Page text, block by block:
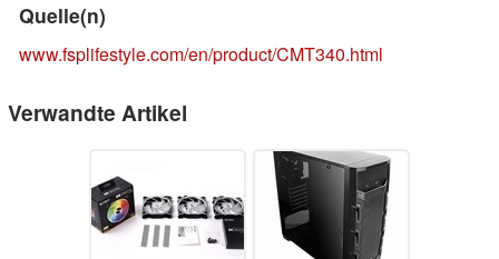
Quelle(n)
www.fsplifestyle.com/en/product/CMT340.html
Verwandte Artikel